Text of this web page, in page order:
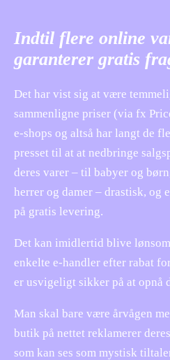
Indtil flere online
garanterer gratis
Det har vist sig at være
sammenligne priser (via fx
e-shops og altså har langt de
presset til at at nedbringe
deres varer – til babyer og
herrer og damer – drastisk, og
på gratis levering.
Det kan imidlertid blive
enkelte e-handler efter rabat
er usvigeligt sikker på at opnå
Man skal bare være årvågen
butik på nettet reklamerer
som kan ses som mystisk